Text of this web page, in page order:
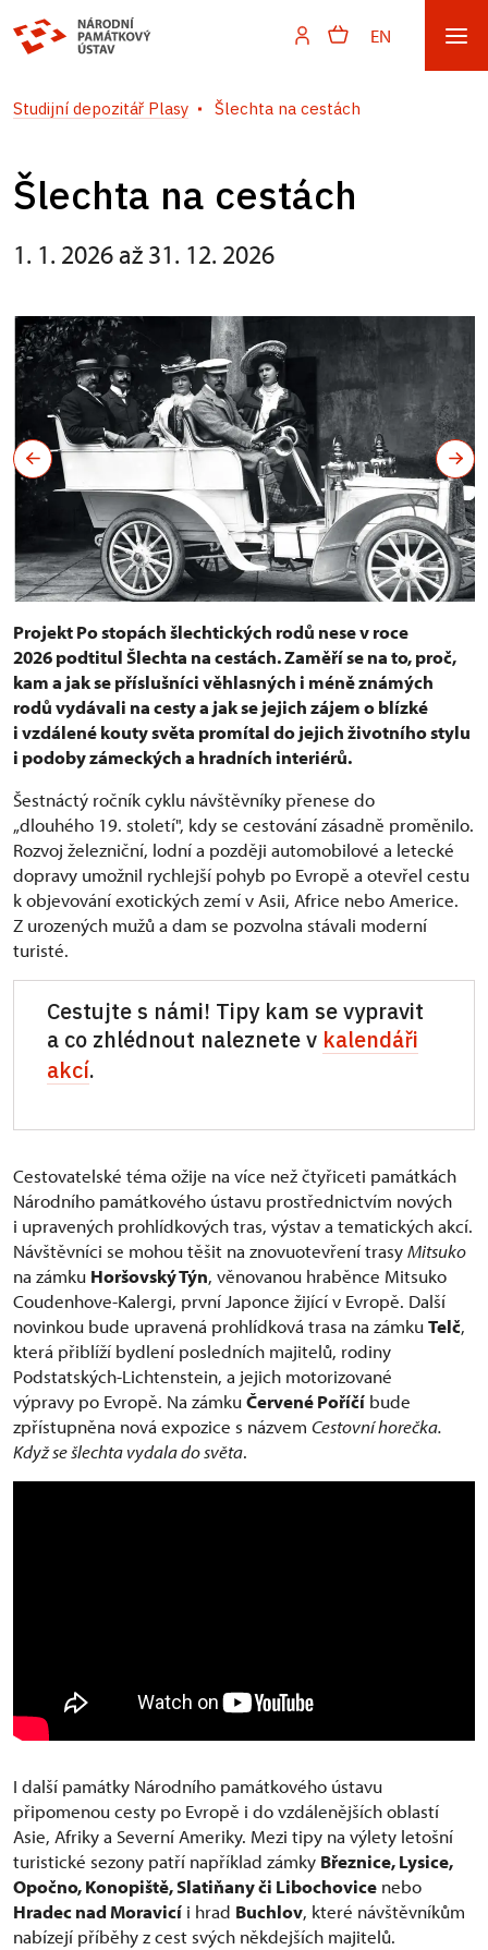
EN
Studijní depozitář Plasy Šlechta na cestách
Šlechta na cestách
1. 1. 2026 až 31. 12. 2026
Projekt Po stopách šlechtických rodů nese v roce
2026 podtitul Šlechta na cestách. Zaměří se na to, proč,
kam a jak se příslušníci věhlasných i méně známých
rodů vydávali na cesty a jak se jejich zájem o blízké
i vzdálené kouty světa promítal do jejich životního stylu
i podoby zámeckých a hradních interiérů.
Šestnáctý ročník cyklu návštěvníky přenese do
„dlouhého 19. století", kdy se cestování zásadně proměnilo.
Rozvoj železniční, lodní a později automobilové a letecké
dopravy umožnil rychlejší pohyb po Evropě a otevřel cestu
k objevování exotických zemí v Asii, Africe nebo Americe.
Z urozených mužů a dam se pozvolna stávali moderní
turisté.
Cestujte s námi! Tipy kam se vypravit
a co zhlédnout naleznete v kalendáři
akcí.
Cestovatelské téma ožije na více než čtyřiceti památkách
Národního památkového ústavu prostřednictvím nových
i upravených prohlídkových tras, výstav a tematických akcí.
Návštěvníci se mohou těšit na znovuotevření trasyMitsuko
na zámku Horšovský Týn, věnovanou hraběnce Mitsuko
Coudenhove-Kalergi, první Japonce žijící v Evropě. Další
novinkou bude upravená prohlídková trasa na zámkuTelč,
která přiblíží bydlení posledních majitelů, rodiny
Podstatských-Lichtenstein, a jejich motorizované
výpravy po Evropě. Na zámkuČervené Poříčí bude
zpřístupněna nová expozice s názvem Cestovní horečka.
Když se šlechta vydala do světa.
I další památky Národního památkového ústavu
připomenou cesty po Evropě i do vzdálenějších oblastí
Asie, Afriky a Severní Ameriky. Mezi tipy na výlety letošní
turistické sezony patří například zámky Březnice, Lysice,
Opočno, Konopiště, Slatiňany či Libochovice nebo
Hradec nad Moravicí i hrad Buchlov, které návštěvníkům
nabízejí příběhy z cest svých někdejších majitelů.